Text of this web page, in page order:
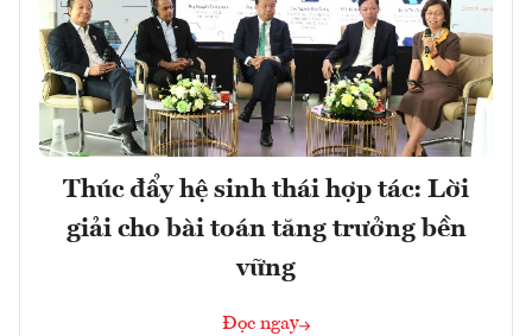
Thúc đẩy hệ sinh thái hợp tác: Lời
giải cho bài toán tăng trưởng bền
vững
Đọc ngay